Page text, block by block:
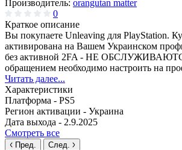
Производитель: orangutan matter
0
Краткое описание
Вы покупаете Unleaving для PlayStation.
активирована на Вашем Украинском
без активной 2FA - НЕ
обращением необходимо настроить на
Читать далее...
Характеристики
Платформа - PS5
Регион активации - Украина
Дата выхода - 2.9.2025
Смотреть все
Пред. След.